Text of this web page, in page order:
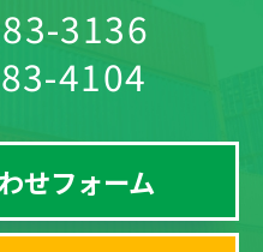
3136
4104
せフォーム